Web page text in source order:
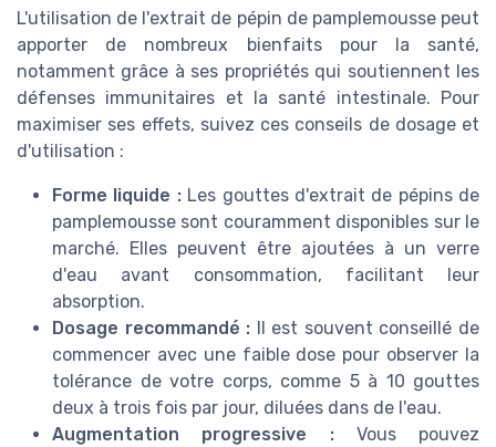
L'utilisation de l'extrait de pépin de pamplemousse peut
apporter de nombreux bienfaits pour la santé,
notamment grâce à ses propriétés qui soutiennent les
défenses immunitaires et la santé intestinale. Pour
maximiser ses effets, suivez ces conseils de dosage et
d'utilisation :
Forme liquide :Les gouttes d'extrait de pépins de
pamplemousse sont couramment disponibles sur le
marché. Elles peuvent être ajoutées à un verre
d'eau avant consommation, facilitant leur
absorption.
Dosage recommandé : Il est souvent conseillé de
commencer avec une faible dose pour observer la
tolérance de votre corps, comme 5 à 10 gouttes
deux à trois fois par jour, diluées dans de l'eau.
Augmentation progressive :Vous pouvez